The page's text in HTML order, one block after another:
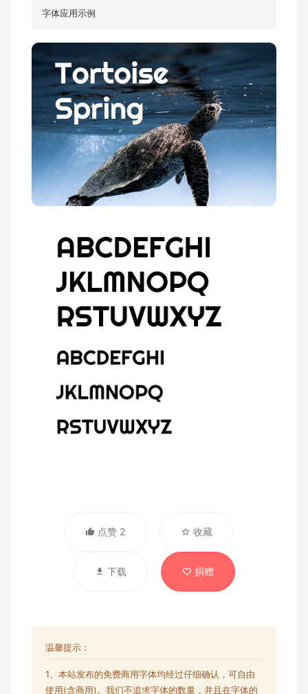
字体应用示例
点赞 2 收藏
下载 捐赠
温馨提示：
1、本站发布的免费商用字体均经过仔细确认，可自由
使用(含商用)。我们不追求字体的数量，并且在字体的